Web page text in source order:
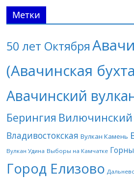
Метки
50 лет Октября
(Авачинская
Авачинский
Берингия Вилючинский
Владивостокская Вулкан Камень
Вулкан Удина Выборы на Камчатке
Город Елизово